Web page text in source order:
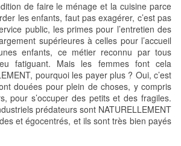
de faire le ménage et la cuisine parce
les enfants, faut pas exagérer, c’est pas
public, les primes pour l’entretien des
supérieures à celles pour l’accueil
enfants, ce métier reconnu par tous
fatiguant. Mais les femmes font cela
pourquoi les payer plus ? Oui, c’est
douées pour plein de choses, y compris
pour s’occuper des petits et des fragiles.
prédateurs sont NATURELLEMENT
et égocentrés, et ils sont très bien payés